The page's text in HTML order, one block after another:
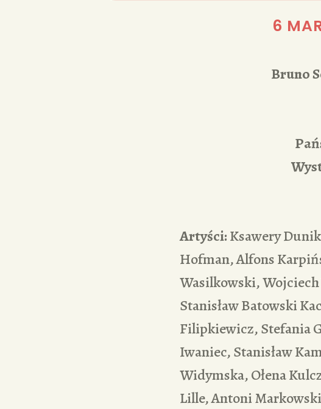
6
Bruno
Artyści:Ksawery
Hofman, Alfons
Wasilkowski, Wojciech
Stanisław Batowski
Filipkiewicz, Stefania
Iwaniec, Stanisław
Widymska, Ołena
Lille, Antoni